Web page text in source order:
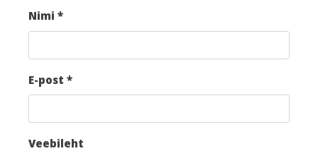
Nimi *
E-post *
Veebileht